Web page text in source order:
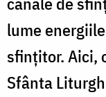
lume
sfinţitor. Aici,
Sfânta